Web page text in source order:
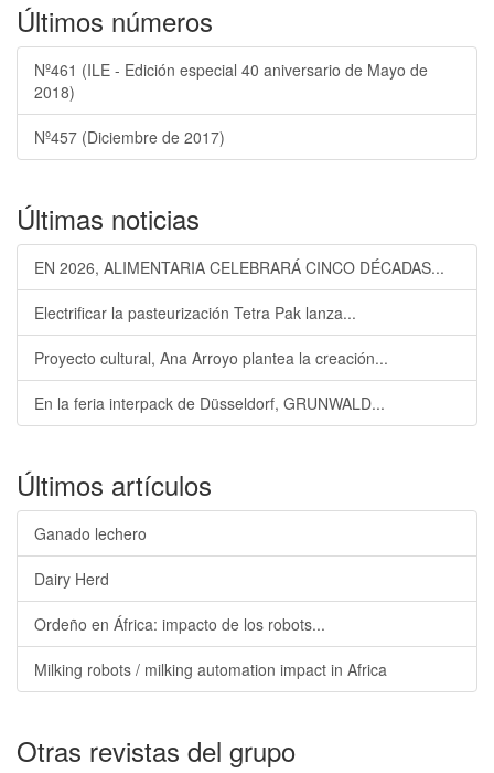
Últimos números
Nº461 (ILE - Edición especial 40 aniversario de Mayo de
2018)
Nº457 (Diciembre de 2017)
Últimas noticias
EN 2026, ALIMENTARIA CELEBRARÁ CINCO DÉCADAS...
Electrificar la pasteurización Tetra Pak lanza...
Proyecto cultural, Ana Arroyo plantea la creación...
En la feria interpack de Düsseldorf, GRUNWALD...
Últimos artículos
Ganado lechero
Dairy Herd
Ordeño en África: impacto de los robots...
Milking robots / milking automation impact in Africa
Otras revistas del grupo